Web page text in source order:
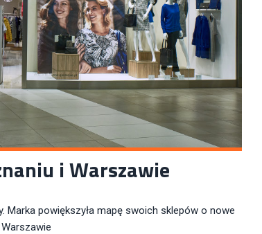
i Warszawie
Marka powiększyła mapę swoich sklepów o nowe